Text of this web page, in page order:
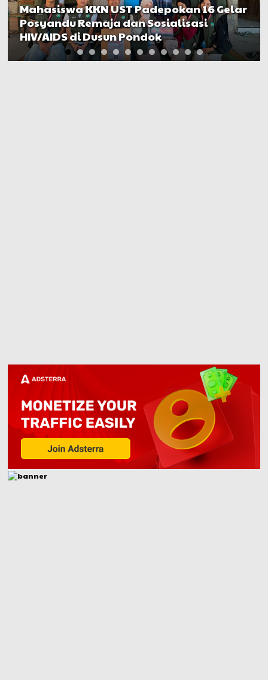
Mahasiswa KKN UST Padepokan 16 Gelar
Posyandu Remaja dan Sosialisasi
HIV/AIDS di Dusun Pondok